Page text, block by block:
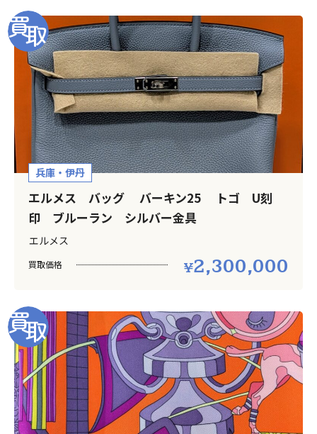
兵庫・伊丹
エルメス バッグ バーキン25 トゴ U刻
印 ブルーラン シルバー金具
エルメス
買取価格 2,300,000